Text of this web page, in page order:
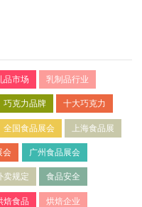
品市场 乳制品行业
巧克力品牌 十大巧克力
全国食品展会 上海食品展
会 广州食品展会
卖规定 食品安全
焙食品 烘焙企业